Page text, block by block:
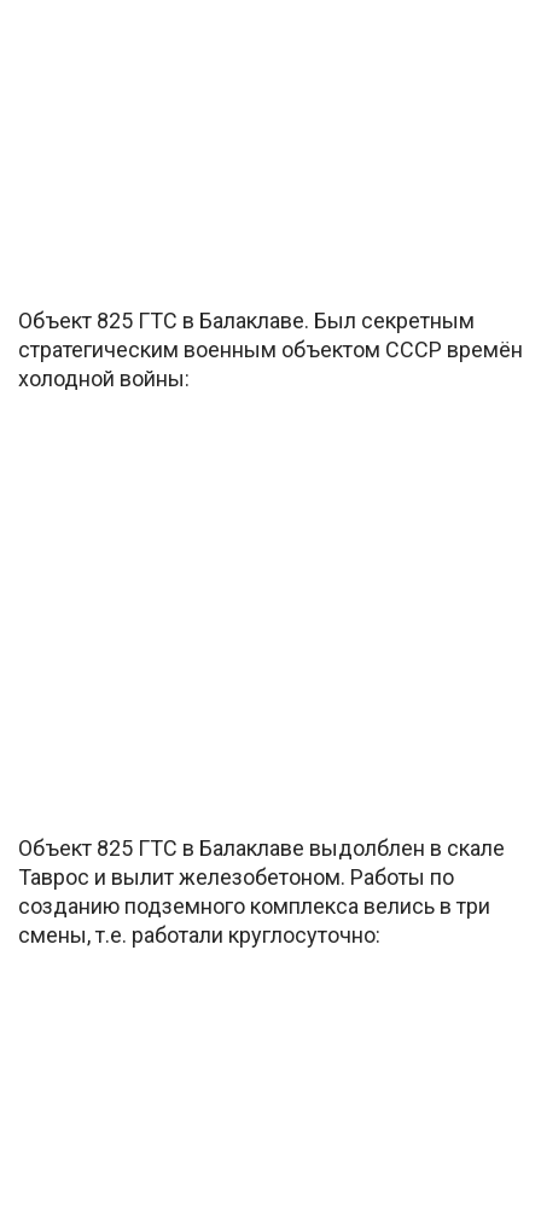
Объект 825 ГТС в Балаклаве. Был секретным
стратегическим военным объектом СССР времён
холодной войны:
Объект 825 ГТС в Балаклаве выдолблен в скале
Таврос и вылит железобетоном. Работы по
созданию подземного комплекса велись в три
смены, т.е. работали круглосуточно: